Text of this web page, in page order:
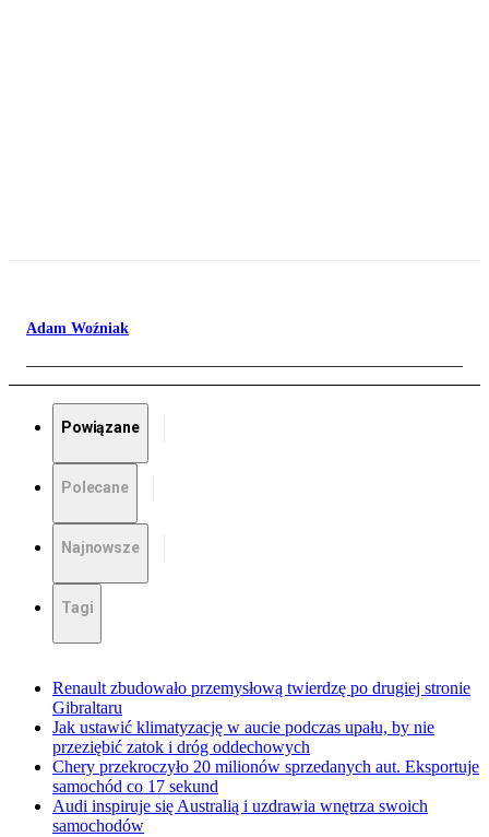
Adam Woźniak
Powiązane
Polecane
Najnowsze
Tagi
Renault zbudowało przemysłową twierdzę po drugiej stronie
Gibraltaru
Jak ustawić klimatyzację w aucie podczas upału, by nie
przeziębić zatok i dróg oddechowych
Chery przekroczyło 20 milionów sprzedanych aut. Eksportuje
samochód co 17 sekund
Audi inspiruje się Australią i uzdrawia wnętrza swoich
samochodów